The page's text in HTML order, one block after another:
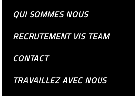
QUI SOMMES NOUS
RECRUTEMENT VIS TEAM
CONTACT
TRAVAILLEZ AVEC NOUS